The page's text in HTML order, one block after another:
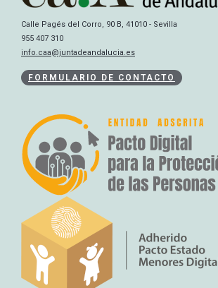
Calle Pagés del Corro, 90 B, 41010 - Sevilla
955 407 310
info.caa@juntadeandalucia.es
FORMULARIO DE CONTACTO